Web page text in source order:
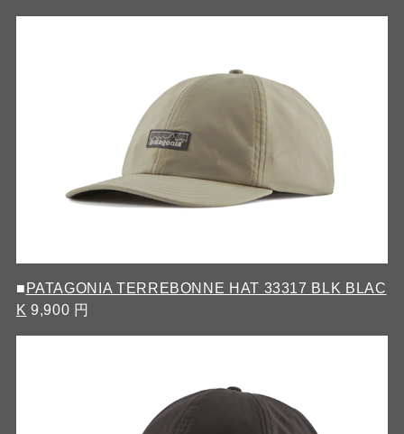
■ PATAGONIA TERREBONNE HAT 33317 BLK BLAC
K 9,900 円